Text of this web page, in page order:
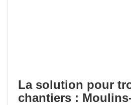
La solution pour
chantiers :